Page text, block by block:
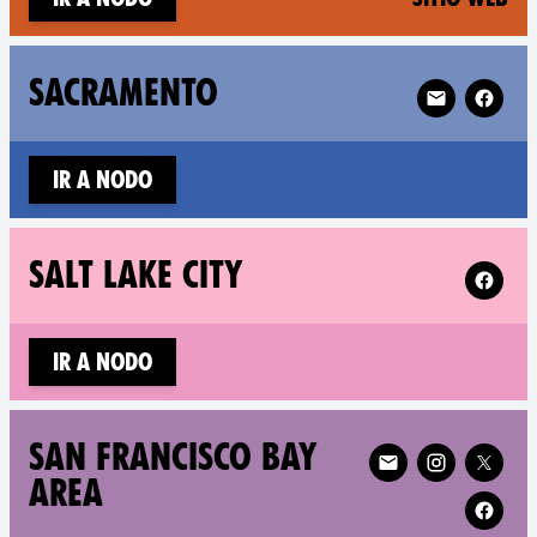
SACRAMENTO Follow XR
Ir a nodo
SALT LAKE CITY Follow
Ir a nodo
SAN FRANCISCO BAY
AREA
Follow XR San